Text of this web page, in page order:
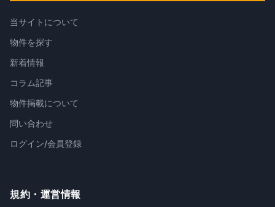
当サイトについて
物件を探す
新着情報
コラム記事
物件掲載について
問い合わせ
ログイン/会員登録
規約・運営情報